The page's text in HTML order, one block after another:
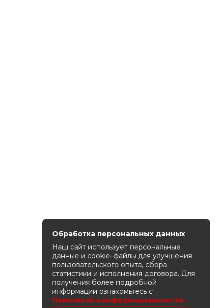
Обработка персональных данных
Наш сайт использует персональные
данные и cookie–файлы для улучшения
пользовательского опыта, сбора
статистики и исполнения договора. Для
получения более подробной
информации ознакомьтесь с
Политикой конфиденциальности.